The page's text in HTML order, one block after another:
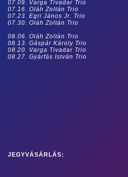
07.09. Varga Tivadar Trio
07.16. Oláh Zoltán Trio
07.23. Egri János Jr. Trio
07.30. Oláh Zoltán Trio
08.06. Oláh Zoltán Trio
08.13. Gáspár Károly Trio
08.20. Varga Tivadar Trio
08.27. Gyárfás István Trio
JEGYVÁSÁRLÁS: